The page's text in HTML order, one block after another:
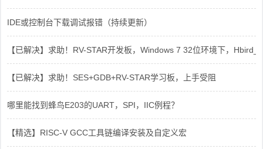
IDE或控制台下载调试报错（持续更新）
【已解决】求助！RV-STAR开发板，Windows 7 32位环境下，
【已解决】求助！SES+GDB+RV-STAR学习板，上手受阻
哪里能找到蜂鸟E203的UART，SPI，IIC例程？
【精选】RISC-V GCC工具链编译安装及自定义宏